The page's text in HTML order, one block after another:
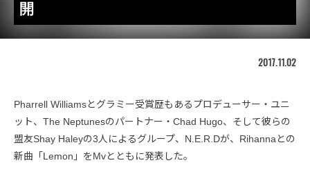
開
2017.11.02
Pharrell Williamsとグラミー受賞歴もあるプロデューサー・ユニ
ット、The Neptunesのパートナー・Chad Hugo、そして彼らの
盟友Shay Haleyの3人によるグループ、N.E.R.Dが、Rihannaとの
新曲「Lemon」をMvとともに発表した。